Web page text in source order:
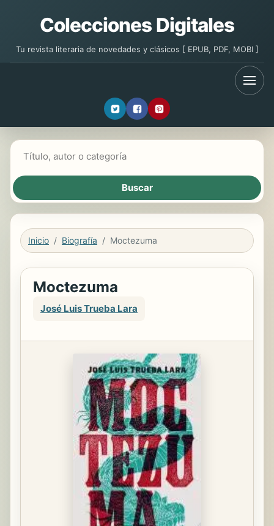
Colecciones Digitales
Tu revista literaria de novedades y clásicos [ EPUB, PDF, MOBI ]
Inicio Biografía Moctezuma
Moctezuma
José Luis Trueba Lara